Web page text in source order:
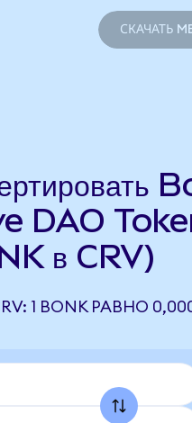
СКАЧАТЬ
DAO
в CRV)
1 BONK РАВНО